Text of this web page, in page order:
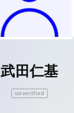
武田仁基
unverified